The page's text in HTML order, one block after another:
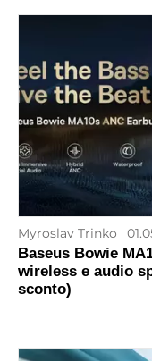
Myroslav Trinko
Baseus Bowie
wireless e audio
sconto)